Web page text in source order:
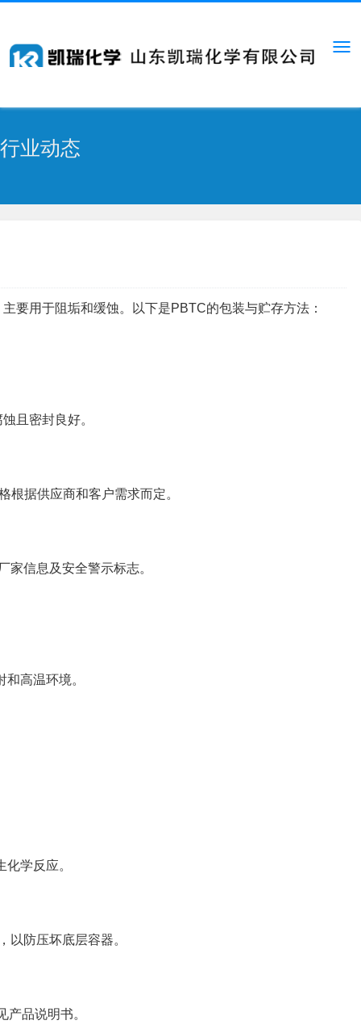
行业动态
主要用于阻垢和缓蚀。以下是PBTC的包装与贮存方法：
且密封良好。
根据供应商和客户需求而定。
家信息及安全警示标志。
高温环境。
学反应。
以防压坏底层容器。
品说明书。